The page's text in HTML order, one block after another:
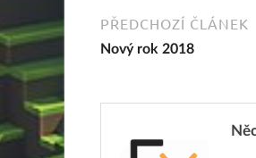
PŘEDCHOZÍ ČLÁNEK
Nový rok 2018